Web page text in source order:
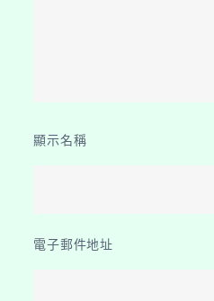
顯示名稱
電子郵件地址